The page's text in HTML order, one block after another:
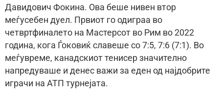
Давидович Фокина. Ова беше нивен втор
меѓусебен дуел. Првиот го одиграа во
четвртфиналето на Мастерсот во Рим во 2022
година, кога Ѓоковиќ славеше со 7:5, 7:6 (7:1). Во
меѓувреме, канадскиот тенисер значително
напредуваше и денес важи за еден од најдобрите
играчи на АТП турнејата.